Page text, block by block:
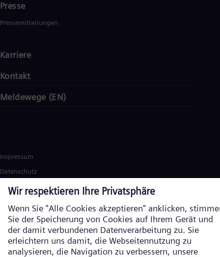
Presse
Pressemitteilungen
Karriere
Kontakt
Meldewege (EN)
Impressum
Datenschutz
Cookie Richtlinien
Verschlüsselte Kommunikation
Siemens Energy ist eine durch die Siemens AG lizenzierte Marke. ©
Siemens Energy, 2026